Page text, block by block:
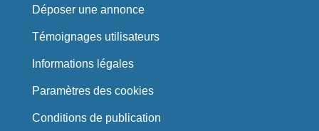
Déposer une annonce
Témoignages utilisateurs
Informations légales
Paramètres des cookies
Conditions de publication